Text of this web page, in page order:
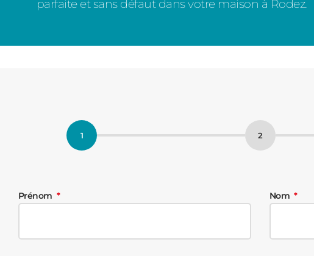
parfaite et sans défaut dans votre maison à Rodez.
Prénom Nom